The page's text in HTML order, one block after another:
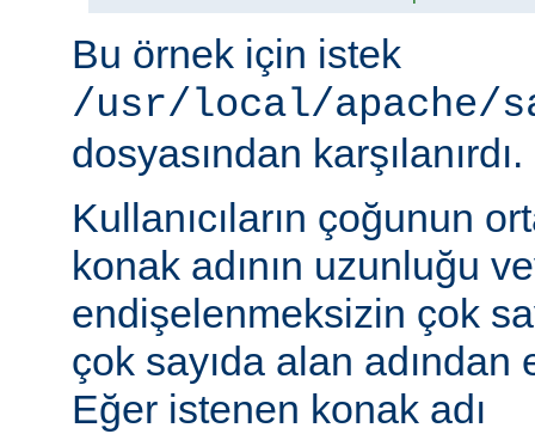
Bu örnek için istek
/usr/local/apache/
dosyasından karşılanırdı.
Kullanıcıların çoğunun
konak adının uzunluğu
endişelenmeksizin çok
çok sayıda alan
Eğer istenen konak adı